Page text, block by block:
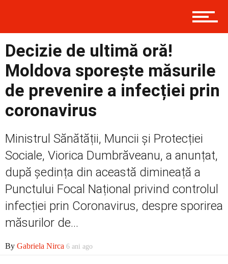
Prima
Politică
Externe
Social
Economic
Decizie de ultimă oră!
Moldova sporește măsurile
de prevenire a infecției prin
coronavirus
Ministrul Sănătății, Muncii și Protecției
Sociale, Viorica Dumbrăveanu, a anunțat,
după ședința din această dimineață a
Punctului Focal Național privind controlul
infecției prin Coronavirus, despre sporirea
măsurilor de...
By Gabriela Nirca 6 ani ago